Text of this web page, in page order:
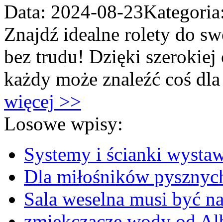
Data: 2024-08-23
Znajdź idealne rolety do
bez trudu! Dzięki szerokiej
każdy może znaleźć coś
więcej >>
Losowe wpisy:
Systemy i ścianki
Dla miłośników
Sala weselna musi być